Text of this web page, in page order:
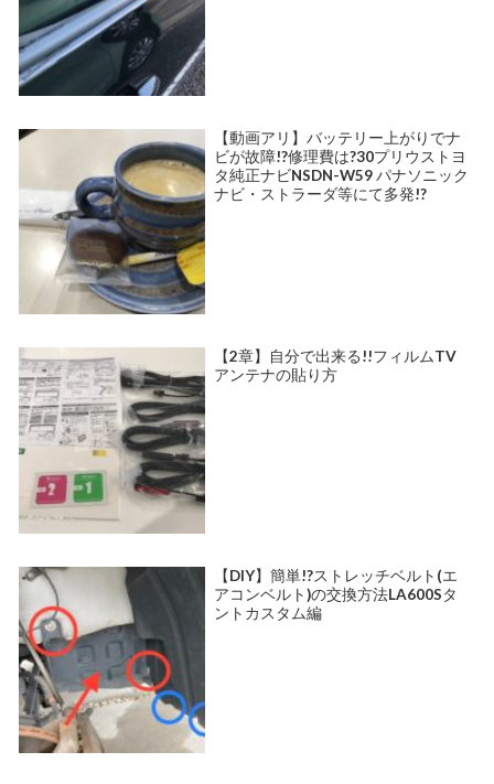
【動画アリ】バッテリー上がりでナ
ビが故障!?修理費は?30プリウストヨ
タ純正ナビNSDN-W59 パナソニック
ナビ・ストラーダ等にて多発!?
【2章】自分で出来る!!フィルムTV
アンテナの貼り方
【DIY】簡単!?ストレッチベルト(エ
アコンベルト)の交換方法LA600Sタ
ントカスタム編